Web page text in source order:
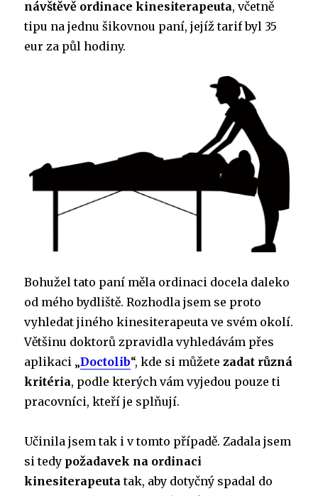
návštěvě ordinace kinesiterapeuta, včetně
tipu na jednu šikovnou paní, jejíž tarif byl 35
eur za půl hodiny.
Bohužel tato paní měla ordinaci docela daleko
od mého bydliště. Rozhodla jsem se proto
vyhledat jiného kinesiterapeuta ve svém okolí.
Většinu doktorů zpravidla vyhledávám přes
aplikaci „Doctolib“, kde si můžetezadat různá
kritéria, podle kterých vám vyjedou pouze ti
pracovníci, kteří je splňují.
Učinila jsem tak i v tomto případě. Zadala jsem
si tedy požadavek na ordinaci
kinesiterapeutatak, aby dotyčný spadal do